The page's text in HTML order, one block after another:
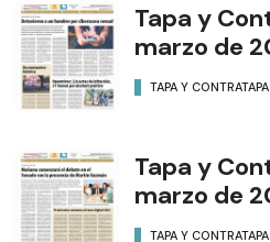
Tapa y
marzo de
TAPA Y CONTRATAPA
Tapa y
marzo de
TAPA Y CONTRATAPA